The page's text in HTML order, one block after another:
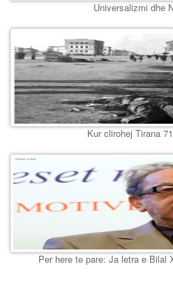
Universalizmi dhe
Kur clirohej Tirana
Per here te pare: Ja letra e Bilal